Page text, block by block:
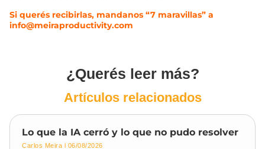
Si querés recibirlas, mandanos “7 maravillas” a
info@meiraproductivity.com
¿Querés leer más?
Artículos relacionados
Lo que la IA cerró y lo que no pudo resolver
Carlos Meira 06/08/2026